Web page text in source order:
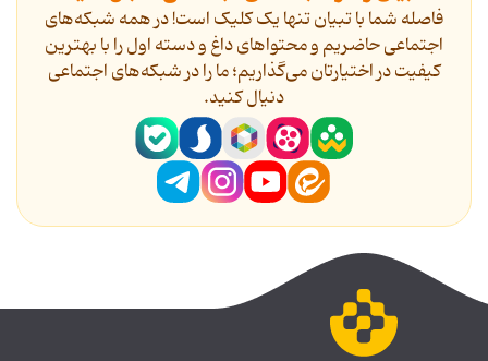
فاصله شما با تبیان تنها یک کلیک است! در همه شبکه‌های
اجتماعی حاضریم و محتواهای داغ و دسته اول را با بهترین
کیفیت در اختیارتان می‌گذاریم؛ ما را در شبکه‌های اجتماعی
دنیال کنید.